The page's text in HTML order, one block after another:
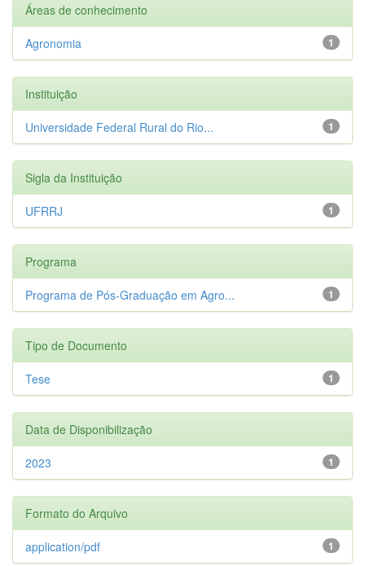
Áreas de conhecimento
1
Agronomia
Instituição
1
Universidade Federal Rural do Rio...
Sigla da Instituição
1
UFRRJ
Programa
1
Programa de Pós-Graduação em Agro...
Tipo de Documento
1
Tese
Data de Disponibilização
1
2023
Formato do Arquivo
1
application/pdf